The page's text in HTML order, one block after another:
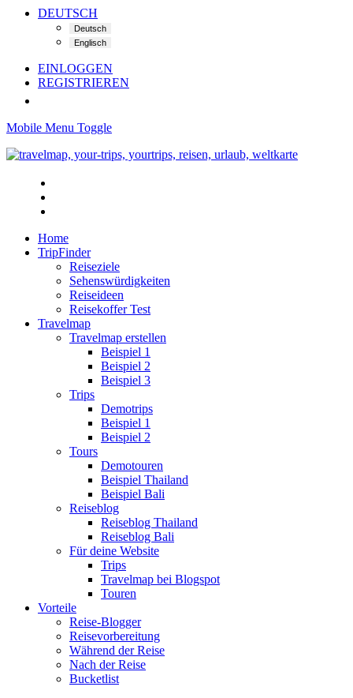
DEUTSCH
EINLOGGEN
REGISTRIEREN
Mobile Menu Toggle
Home
TripFinder
Reiseziele
Sehenswürdigkeiten
Reiseideen
Reisekoffer Test
Travelmap
Travelmap erstellen
Beispiel 1
Beispiel 2
Beispiel 3
Trips
Demotrips
Beispiel 1
Beispiel 2
Tours
Demotouren
Beispiel Thailand
Beispiel Bali
Reiseblog
Reiseblog Thailand
Reiseblog Bali
Für deine Website
Trips
Travelmap bei Blogspot
Touren
Vorteile
Reise-Blogger
Reisevorbereitung
Während der Reise
Nach der Reise
Bucketlist